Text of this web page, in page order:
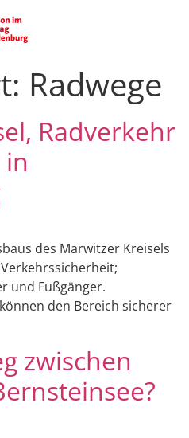
Radwege
Radverkehr
des Marwitzer Kreisels
und Fußgänger.
den Bereich sicherer
zwischen